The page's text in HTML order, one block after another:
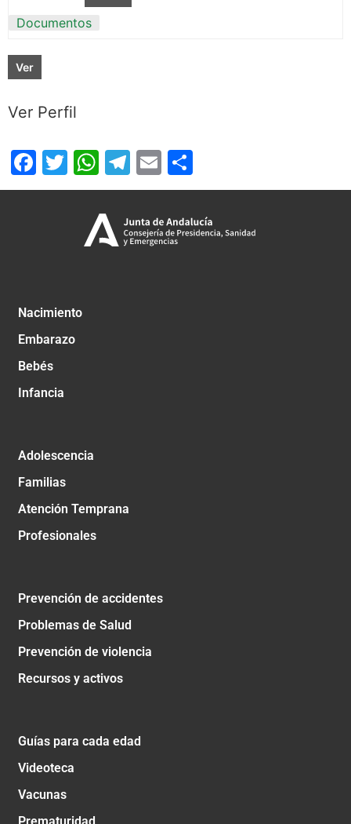
Documentos
Ver
Ver Perfil
Facebook
Twitter
WhatsApp
Telegram
Email
Nacimiento
Embarazo
Bebés
Infancia
Adolescencia
Familias
Atención Temprana
Profesionales
Prevención de accidentes
Problemas de Salud
Prevención de violencia
Recursos y activos
Guías para cada edad
Videoteca
Vacunas